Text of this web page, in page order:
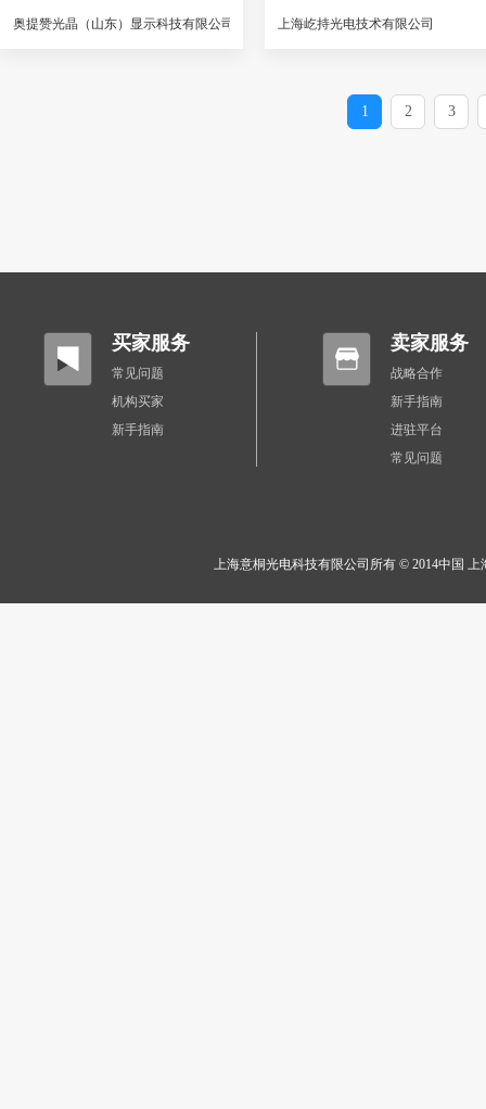
奥提赞光晶（山东）显示科技有限公司 上海屹持光电技术有限公司
1 2 3
买家服务
常见问题
机构买家
新手指南
卖家服务
战略合作
新手指南
进驻平台
常见问题
上海意桐光电科技有限公司所有 © 2014中国